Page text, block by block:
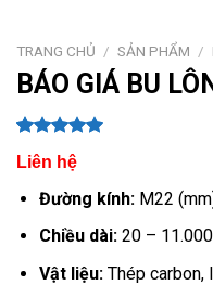
TRANG CHỦ / SẢN PHẨM /
BÁO GIÁ BU
5.00
trên 5
dựa trên
Liên hệ
Đường kính:M22
Chiều dài:20 –
Vật liệu:Thép carbon,